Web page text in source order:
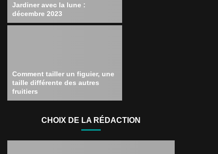
Jardiner avec la lune :
décembre 2023
Comment tailler un figuier, une
taille différente des autres
fruitiers
CHOIX DE LA RÉDACTION